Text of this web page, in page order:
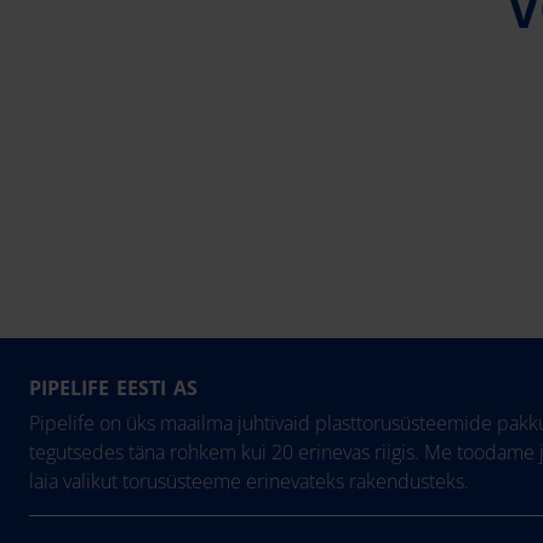
PIPELIFE EESTI AS
Pipelife on üks maailma juhtivaid plasttorusüsteemide
tegutsedes täna rohkem kui 20 erinevas riigis. Me toodame
laia valikut torusüsteeme erinevateks rakendusteks.